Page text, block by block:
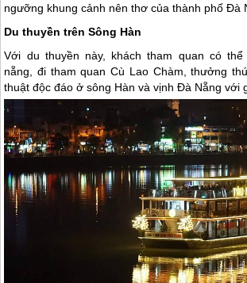
ngưỡng khung cảnh nên thơ của thành phốĐà
Du thuyền trên Sông Hàn
Với du thuyền này, khách tham quan có thể
nẵng , đi tham quan Cù Lao Chàm, thưởng
thuật độc đáo ở sông Hàn và vịnhĐà Nẵng với